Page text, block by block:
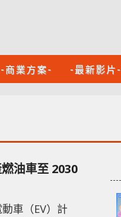
-商業方案- -最新影片-
油車至 2030
車（EV）計